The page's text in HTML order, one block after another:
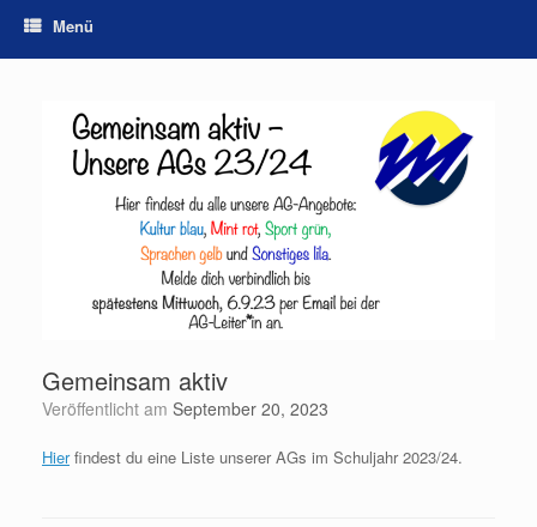
Menü
Gemeinsam aktiv
Veröffentlicht am September 20, 2023
Hierfindest du eine Liste unserer AGs im Schuljahr 2023/24.